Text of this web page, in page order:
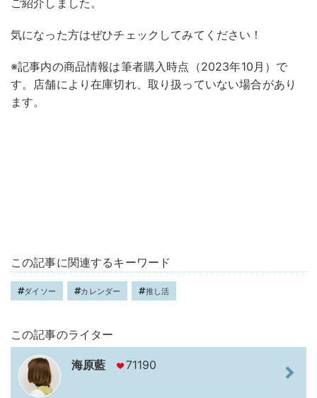
気になった方はぜひチェックしてみてください！
※記事内の商品情報は筆者購入時点（2023年10月）で
す。店舗により在庫切れ、取り扱っていない場合があり
ます。
この記事に関連するキーワード
ダイソー カレンダー 推し活
この記事のライター
海原藍 71190